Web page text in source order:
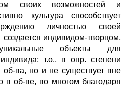
своих возможностей и
культура способствует
личностью своей
создается индивидом-творцом,
объекты для
т.о., в опр. степени
об-ва, но и не существует вне
в об-ве, во многом благодаря